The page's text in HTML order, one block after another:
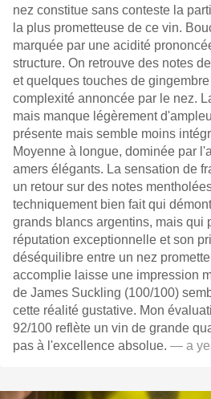
nez constitue sans conteste la
la plus prometteuse de ce vin.
marquée par une acidité
structure. On retrouve des notes
et quelques touches de
complexité annoncée par le nez.
mais manque légèrement
présente mais semble moins
Moyenne à longue, dominée par
amers élégants. La sensation de
un retour sur des notes
techniquement bien fait qui
grands blancs argentins, mais qui
réputation exceptionnelle et son
déséquilibre entre un nez
accomplie laisse une impression
de James Suckling (100/100)
cette réalité gustative. Mon
92/100 reflète un vin de grande
pas à l'excellence absolue. — a